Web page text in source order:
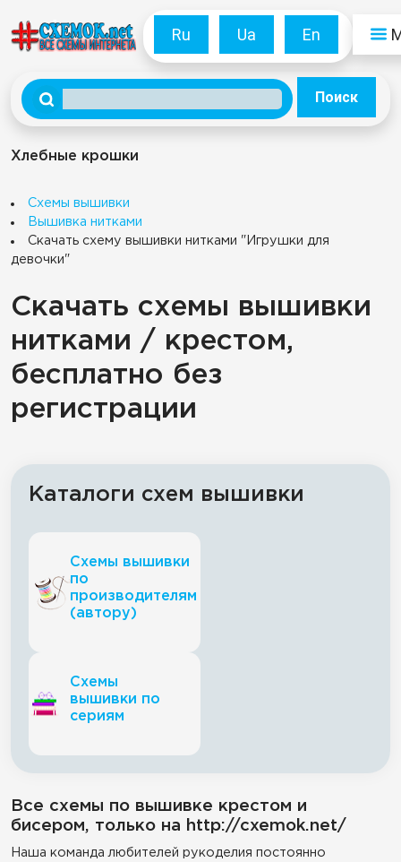
Ru Ua En
Поиск
Хлебные крошки
Схемы вышивки
Вышивка нитками
Скачать схему вышивки нитками "Игрушки для
девочки"
Скачать схемы вышивки
нитками / крестом,
бесплатно без
регистрации
Каталоги схем вышивки
Схемы вышивки
по
производителям
(автору)
Схемы
вышивки по
сериям
Все схемы по вышивке крестом и
бисером, только на http://cxemok.net/
Наша команда любителей рукоделия постоянно